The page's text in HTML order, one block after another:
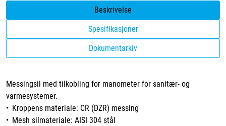
Beskrivelse
Spesifikasjoner
Dokumentarkiv
Messingsil med tilkobling for manometer for sanitær- og
varmesystemer.
• Kroppens materiale: CR (DZR) messing
• Mesh silmateriale: AISI 304 stål